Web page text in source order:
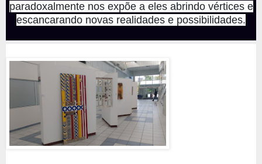
paradoxalmente nos expõe a eles abrindo vértices e
escancarando novas realidades e possibilidades.